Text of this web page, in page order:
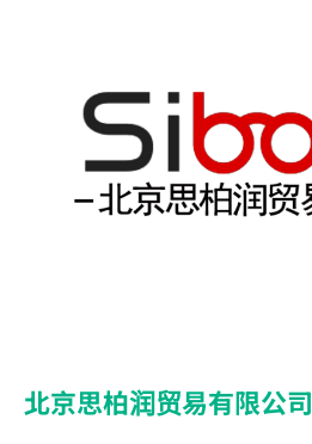
北京思柏润贸易有限公司